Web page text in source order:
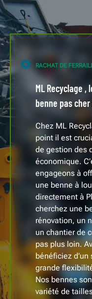
RACHAT DE
ML Recyclage ,
benne pas
Chez ML
point il est
de gestion des
économique.
engageons à
une benne à
directement à
cherchez une
rénovation, un
un chantier de
pas plus loin.
bénéficiez d’un
grande
Nos bennes
variété de